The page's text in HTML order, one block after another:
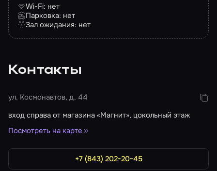
Wi-Fi: нет
Парковка: нет
Зал ожидания: нет
Контакты
ул. Космонавтов, д. 44
вход справа от магазина «Магнит», цокольный этаж
Посмотреть на карте
+7 (843) 202-20-45